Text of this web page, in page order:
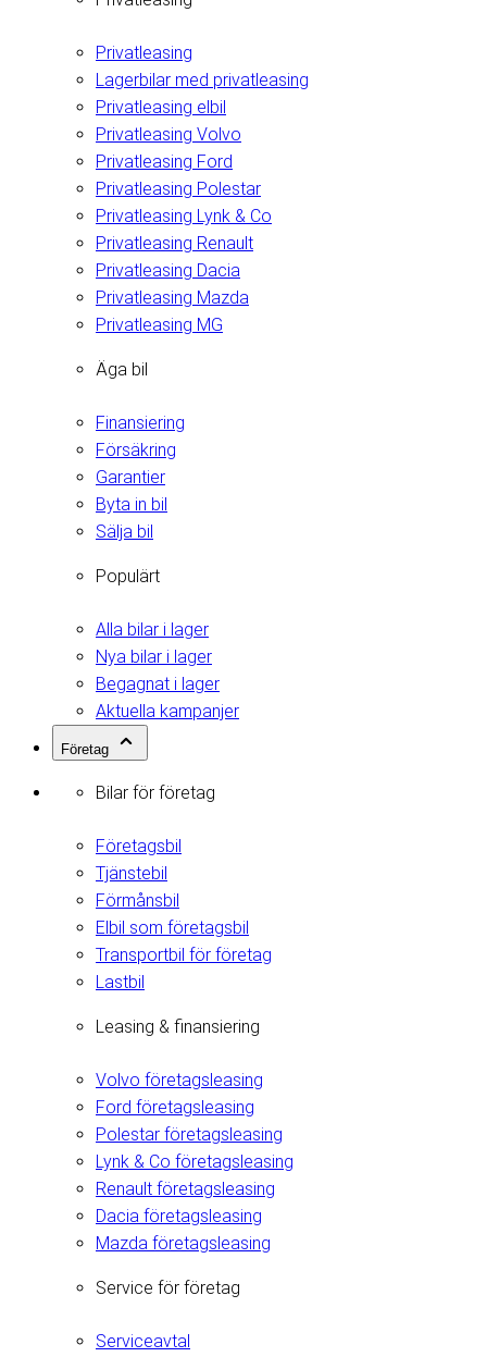
Privatleasing
Lagerbilar med privatleasing
Privatleasing elbil
Privatleasing Volvo
Privatleasing Ford
Privatleasing Polestar
Privatleasing Lynk & Co
Privatleasing Renault
Privatleasing Dacia
Privatleasing Mazda
Privatleasing MG
Äga bil
Finansiering
Försäkring
Garantier
Byta in bil
Sälja bil
Populärt
Alla bilar i lager
Nya bilar i lager
Begagnat i lager
Aktuella kampanjer
Företag
Bilar för företag
Företagsbil
Tjänstebil
Förmånsbil
Elbil som företagsbil
Transportbil för företag
Lastbil
Leasing & finansiering
Volvo företagsleasing
Ford företagsleasing
Polestar företagsleasing
Lynk & Co företagsleasing
Renault företagsleasing
Dacia företagsleasing
Mazda företagsleasing
Service för företag
Serviceavtal